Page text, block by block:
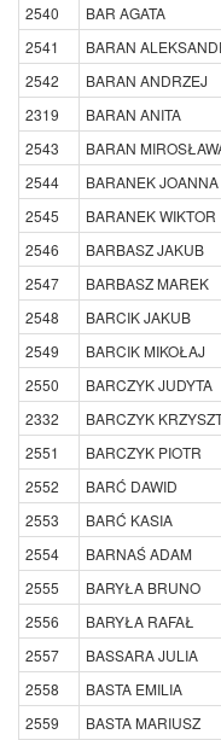
2540
BAR AGATA
2541
BARAN
2542
BARAN ANDRZEJ
2319
BARAN ANITA
2543
BARAN
2544
BARANEK JOANNA
2545
BARANEK WIKTOR
2546
BARBASZ JAKUB
2547
BARBASZ MAREK
2548
BARCIK JAKUB
2549
BARCIK MIKOŁAJ
2550
BARCZYK JUDYTA
2332
BARCZYK
2551
BARCZYK PIOTR
2552
BARĆ DAWID
2553
BARĆ KASIA
2554
BARNAŚ ADAM
2555
BARYŁA BRUNO
2556
BARYŁA RAFAŁ
2557
BASSARA JULIA
2558
BASTA EMILIA
2559
BASTA MARIUSZ